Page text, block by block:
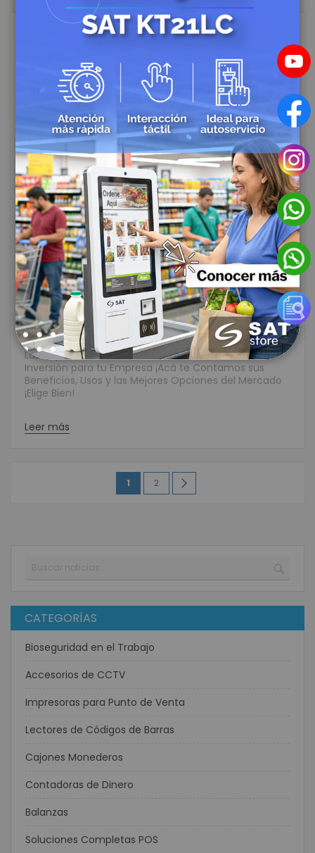
Impresoras Semi industriales:
¿En dónde las podemos usar?
Creado: Octubre 04, 2022
Categories: Impresoras para Punto de Venta |
Comentarios:
16 |
Tags: tecnología impresora para tickets |
Autor: SAT Store
Las Impresoras Semi Industriales Son una Gran
Inversión para tu Empresa ¡Acá te Contamos sus
Beneficios, Usos y las Mejores Opciones del Mercado
¡Elige Bien!
Leer más
Página
Estás
1 Página
2
Buscar
CATEGORÍAS
Bioseguridad en el Trabajo
Accesorios de CCTV
Impresoras para Punto de Venta
Lectores de Códigos de Barras
Cajones Monederos
Contadoras de Dinero
Balanzas
Soluciones Completas POS